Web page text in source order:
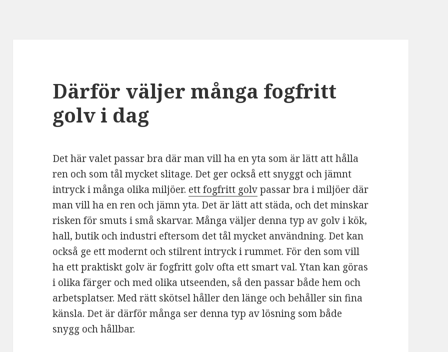
Därför väljer många fogfritt
golv i dag
Det här valet passar bra där man vill ha en yta som är lätt att hålla
ren och som tål mycket slitage. Det ger också ett snyggt och jämnt
intryck i många olika miljöer. ett fogfritt golvpassar bra i miljöer där
man vill ha en ren och jämn yta. Det är lätt att städa, och det minskar
risken för smuts i små skarvar. Många väljer denna typ av golv i kök,
hall, butik och industri eftersom det tål mycket användning. Det kan
också ge ett modernt och stilrent intryck i rummet. För den som vill
ha ett praktiskt golv är fogfritt golv ofta ett smart val. Ytan kan göras
i olika färger och med olika utseenden, så den passar både hem och
arbetsplatser. Med rätt skötsel håller den länge och behåller sin fina
känsla. Det är därför många ser denna typ av lösning som både
snygg och hållbar.